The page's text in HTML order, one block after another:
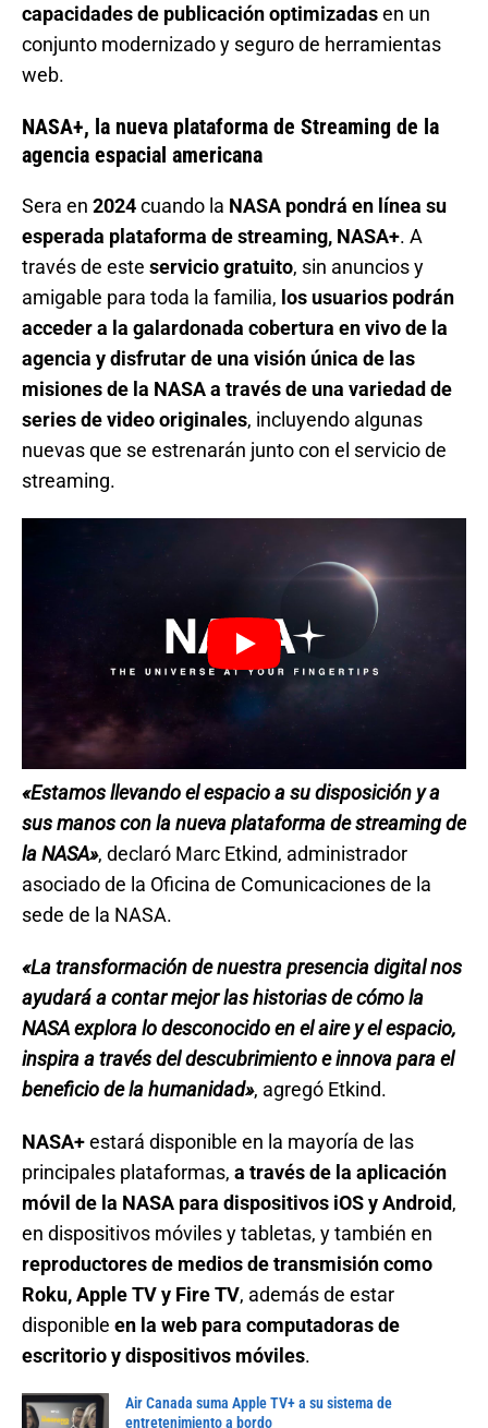
capacidades de publicación optimizadasen un
conjunto modernizado y seguro de herramientas
web.
NASA+, la nueva plataforma de Streaming de la
agencia espacial americana
Sera en 2024cuando la NASA pondrá en línea su
esperada plataforma de streaming, NASA+. A
través de este servicio gratuito, sin anuncios y
amigable para toda la familia, los usuarios podrán
acceder a la galardonada cobertura en vivo de la
agencia y disfrutar de una visión única de las
misiones de la NASA a través de una variedad de
series de video originales, incluyendo algunas
nuevas que se estrenarán junto con el servicio de
streaming.
«Estamos llevando el espacio a su disposición y a
sus manos con la nueva plataforma de streaming de
la NASA», declaró Marc Etkind, administrador
asociado de la Oficina de Comunicaciones de la
sede de la NASA.
«La transformación de nuestra presencia digital nos
ayudará a contar mejor las historias de cómo la
NASA explora lo desconocido en el aire y el espacio,
inspira a través del descubrimiento e innova para el
beneficio de la humanidad», agregó Etkind.
NASA+estará disponible en la mayoría de las
principales plataformas, a través de la aplicación
móvil de la NASA para dispositivos iOS y Android,
en dispositivos móviles y tabletas, y también en
reproductores de medios de transmisión como
Roku, Apple TV y Fire TV, además de estar
disponible en la web para computadoras de
escritorio y dispositivos móviles.
Air Canada suma Apple TV+ a su sistema de
entretenimiento a bordo